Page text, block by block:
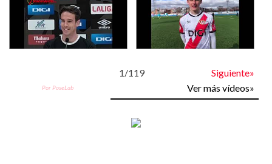
1/119 Siguiente»
Por PoseLab Ver más vídeos»